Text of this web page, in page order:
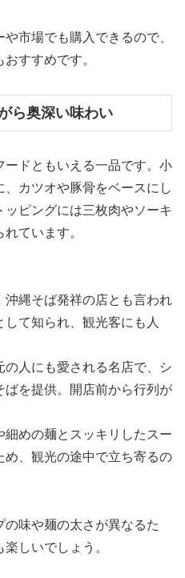
市場でも購入できるので、
すすめです。
ら奥深い味わい
ドともいえる一品です。小
カツオや豚骨をベースにし
ピングには三枚肉やソーキ
ています。
沖縄そば発祥の店とも言われ
て知られ、観光客にも人
の人にも愛される名店で、シ
ばを提供。開店前から行列が
細めの麺とスッキリしたスー
、観光の途中で立ち寄るの
味や麺の太さが異なるた
しいでしょう。